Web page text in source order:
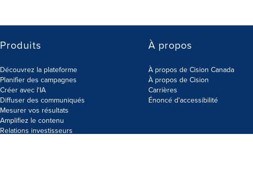
Produits
Découvrez la plateforme
Planifier des campagnes
Créer avec l'IA
Diffuser des communiqués
Mesurer vos résultats
Amplifiez le contenu
Relations investisseurs
À propos
À propos de Cision Canada
À propos de Cision
Carrières
Énoncé d'accessibilité